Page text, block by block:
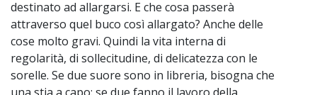
destinato ad allargarsi. E che cosa passerà
attraverso quel buco così allargato? Anche delle
cose molto gravi. Quindi la vita interna di
regolarità, di sollecitudine, di delicatezza con le
sorelle. Se due suore sono in libreria, bisogna che